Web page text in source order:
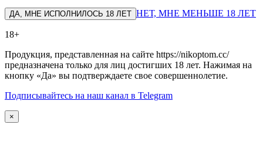
ДА, МНЕ ИСПОЛНИЛОСЬ 18 ЛЕТ НЕТ, МНЕ МЕНЬШЕ 18 ЛЕТ
18+
Продукция, представленная на сайте https://nikoptom.cc/
предназначена только для лиц достигших 18 лет. Нажимая на
кнопку «Да» вы подтверждаете свое совершеннолетие.
Подписывайтесь на наш канал в Telegram
×